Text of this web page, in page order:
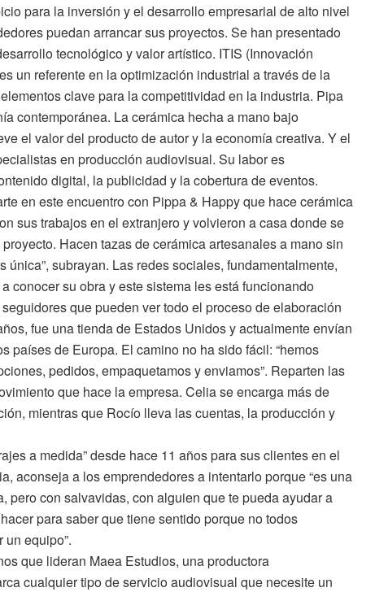
para la inversión y el desarrollo empresarial de alto nivel
puedan arrancar sus proyectos. Se han presentado
tecnológico y valor artístico. ITIS (Innovación
un referente en la optimización industrial a través de la
clave para la competitividad en la industria. Pipa
contemporánea. La cerámica hecha a mano bajo
el valor del producto de autor y la economía creativa. Y el
en producción audiovisual. Su labor es
digital, la publicidad y la cobertura de eventos.
en este encuentro con Pippa & Happy que hace cerámica
sus trabajos en el extranjero y volvieron a casa donde se
Hacen tazas de cerámica artesanales a mano sin
subrayan. Las redes sociales, fundamentalmente,
conocer su obra y este sistema les está funcionando
que pueden ver todo el proceso de elaboración
fue una tienda de Estados Unidos y actualmente envían
países de Europa. El camino no ha sido fácil: “hemos
pedidos, empaquetamos y enviamos”. Reparten las
que hace la empresa. Celia se encarga más de
mientras que Rocío lleva las cuentas, la producción y
a medida” desde hace 11 años para sus clientes en el
aconseja a los emprendedores a intentarlo porque “es una
pero con salvavidas, con alguien que te pueda ayudar a
para saber que tiene sentido porque no todos
equipo”.
que lideran Maea Estudios, una productora
cualquier tipo de servicio audiovisual que necesite un